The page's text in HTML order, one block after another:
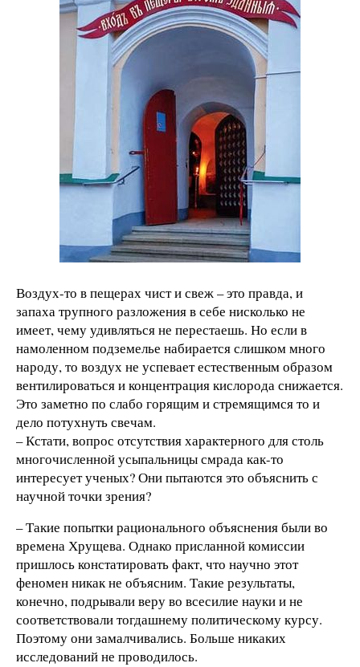
Воздух-то в пещерах чист и свеж – это правда, и
запаха трупного разложения в себе нисколько не
имеет, чему удивляться не перестаешь. Но если в
намоленном подземелье набирается слишком много
народу, то воздух не успевает естественным образом
вентилироваться и концентрация кислорода снижается.
Это заметно по слабо горящим и стремящимся то и
дело потухнуть свечам.
– Кстати, вопрос отсутствия характерного для столь
многочисленной усыпальницы смрада как-то
интересует ученых? Они пытаются это объяснить с
научной точки зрения?
– Такие попытки рационального объяснения были во
времена Хрущева. Однако присланной комиссии
пришлось констатировать факт, что научно этот
феномен никак не объясним. Такие результаты,
конечно, подрывали веру во всесилие науки и не
соответствовали тогдашнему политическому курсу.
Поэтому они замалчивались. Больше никаких
исследований не проводилось.